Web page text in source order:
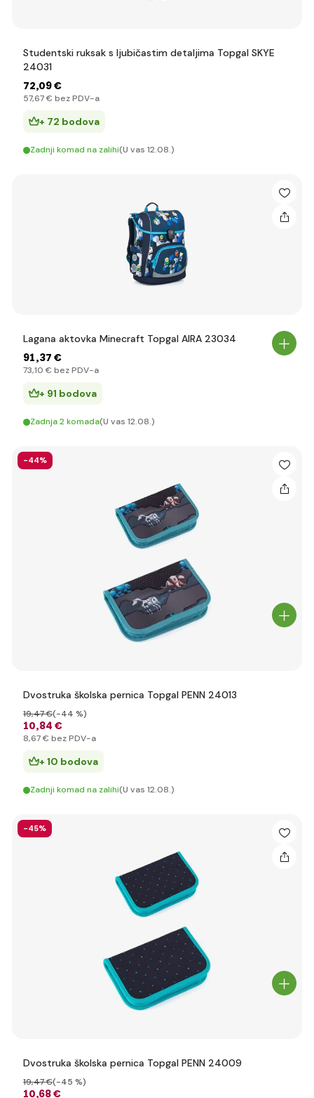
Studentski ruksak s ljubičastim detaljima Topgal SKYE
24031
72,09 €
57,67 € bez PDV-a
+ 72 bodova
Zadnji komad na zalihi(U vas 12.08.)
Lagana aktovka Minecraft Topgal AIRA 23034
91,37 €
73,10 € bez PDV-a
+ 91 bodova
Zadnja 2 komada(U vas 12.08.)
-44%
Dvostruka školska pernica Topgal PENN 24013
10,84 €
19,47 €(-44 %)
8,67 € bez PDV-a
+ 10 bodova
Zadnji komad na zalihi(U vas 12.08.)
-45%
Dvostruka školska pernica Topgal PENN 24009
10,68 €
19,47 €(-45 %)